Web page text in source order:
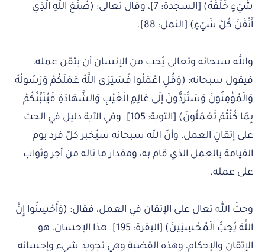
شَيْءٍ خَلَقَهُ) [السجدة: 7]، وقال تعالى: (صُنْعَ اللَّهِ الَّذِي
أَتْقَنَ كُلَّ شَيْءٍ) [النمل: 88].
والله سبحانه وتعالى يُحب من الإنسان أن يتقن عمله،
فيقول سبحانه: (وَقُلِ اعْمَلُوا فَسَيَرَى اللَّهُ عَمَلَكُمْ وَرَسُولُهُ
وَالْمُؤْمِنُونَ وَسَتُرَدُّونَ إِلَى عَالِمِ الْغَيْبِ وَالشَّهَادَةِ فَيُنَبِّئُكُمْ
بِمَا كُنْتُمْ تَعْمَلُونَ) [التوبة: 105]. وفي الآية دليل في الحث
على إتقانِ العمل، وأنّ الله سبحانه سيُخبر كلّ فرد يوم
القيامة بالعمل الذي قام به، ومقدار ما ناله من أجر وثواب
على عمله.
وحثّ الله تعال على الإتقان في العمل، فقال: (وَأَحْسِنُوا إِنَّ
اللَّهَ يُحِبُّ الْمُحْسِنِينَ) [البقرة: 195]. هذا الإحسان، هو
الإتقان والإحكام، وهذه القضية وهي تجويد شيء وإحسانه